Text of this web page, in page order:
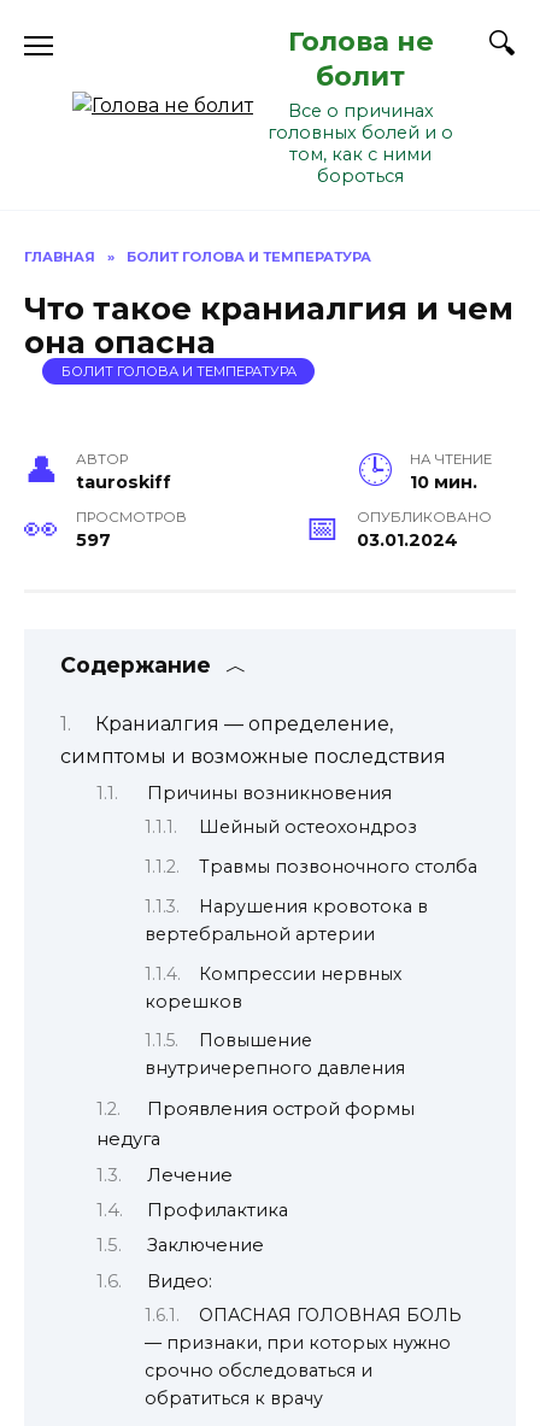
Голова не
болит
Все о причинах
головных болей и о
том, как с ними
бороться
ГЛАВНАЯ » БОЛИТ ГОЛОВА И ТЕМПЕРАТУРА
Что такое краниалгия и чем
она опасна
БОЛИТ ГОЛОВА И ТЕМПЕРАТУРА
АВТОР
tauroskiff
НА ЧТЕНИЕ
10 мин.
ПРОСМОТРОВ
597
ОПУБЛИКОВАНО
03.01.2024
Содержание
Краниалгия — определение,
симптомы и возможные последствия
Причины возникновения
Шейный остеохондроз
Травмы позвоночного столба
Нарушения кровотока в
вертебральной артерии
Компрессии нервных
корешков
Повышение
внутричерепного давления
Проявления острой формы
недуга
Лечение
Профилактика
Заключение
Видео:
ОПАСНАЯ ГОЛОВНАЯ БОЛЬ
— признаки, при которых нужно
срочно обследоваться и
обратиться к врачу